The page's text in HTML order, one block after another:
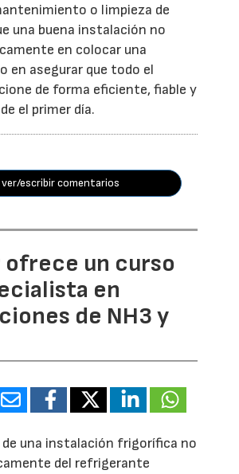
o limpieza de
una buena instalación no
en colocar una
en asegurar que todo el
de forma eficiente, fiable y
el primer día.
ver/escribir comentarios
un curso
en
de NH3 y
de una instalación frigorífica no
del refrigerante